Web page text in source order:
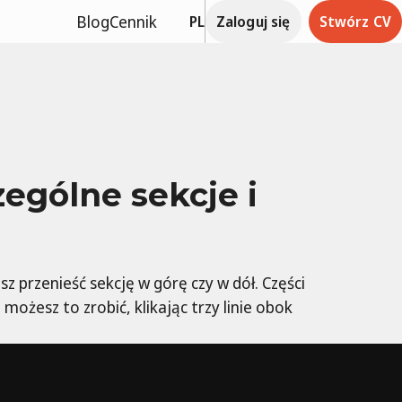
BlogCennik PL Zaloguj się Stwórz CV
sekcje i
sekcję w górę czy w dół. Części
to zrobić, klikając trzy linie obok